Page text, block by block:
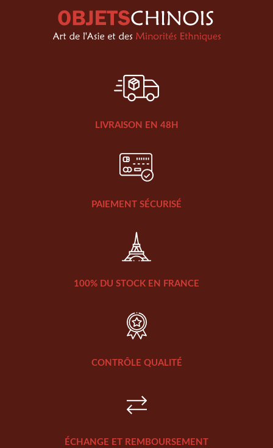
LIVRAISON EN 48H
PAIEMENT SÉCURISÉ
100% DU STOCK EN FRANCE
CONTRÔLE QUALITÉ
ÉCHANGE ET REMBOURSEMENT